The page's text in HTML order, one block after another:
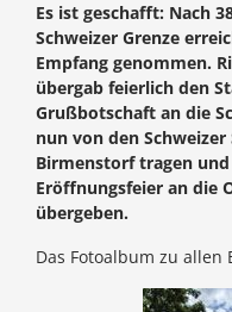
Es ist geschafft: Nach
Schweizer Grenze
Empfang genommen.
übergab feierlich den
Grußbotschaft an die
nun von den
Birmenstorf tragen und
Eröffnungsfeier an die
übergeben.
Das Fotoalbum zu